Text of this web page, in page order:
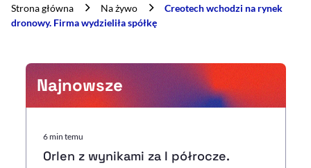
Najnowsze
6 min temu
Orlen z wynikami za I półrocze.
Strona główna Na żywo
Creotech wchodzi na rynek
dronowy. Firma wydzieliła spółkę